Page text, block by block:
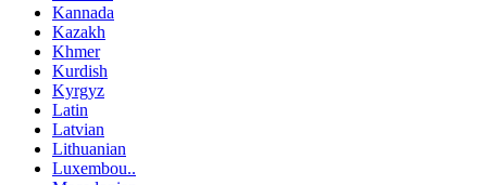
Kannada
Kazakh
Khmer
Kurdish
Kyrgyz
Latin
Latvian
Lithuanian
Luxembou..